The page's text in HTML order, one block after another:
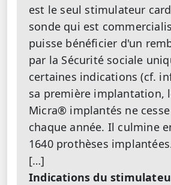
est le seul stimulateur
sonde qui est
puisse bénéficier d'un
par la Sécurité sociale
certaines indications (cf.
sa première implantation,
Micra® implantés ne
chaque année. Il culmine
1640 prothèses
[…]
Indications du